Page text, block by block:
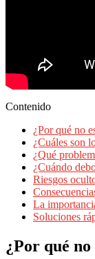
Contenido
¿Por qué no
¿Cuáles son
¿Qué
¿Cuándo
Riesgos
La
Soluciones
¿Por qué